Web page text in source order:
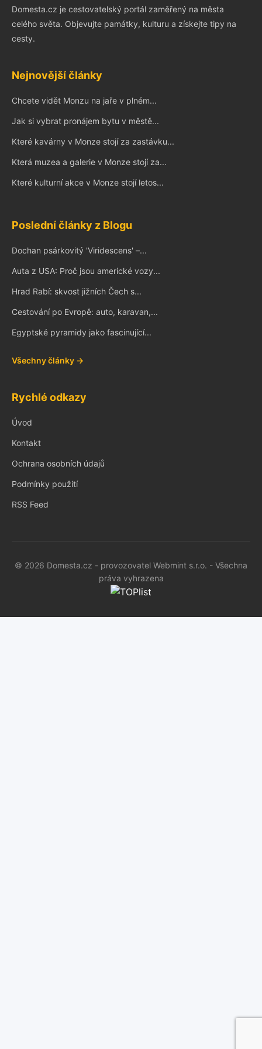
Domesta.cz je cestovatelský portál zaměřený na města
celého světa. Objevujte památky, kulturu a získejte tipy na
cesty.
Nejnovější články
Chcete vidět Monzu na jaře v plném...
Jak si vybrat pronájem bytu v městě...
Které kavárny v Monze stojí za zastávku...
Která muzea a galerie v Monze stojí za...
Které kulturní akce v Monze stojí letos...
Poslední články z Blogu
Dochan psárkovitý 'Viridescens' –...
Auta z USA: Proč jsou americké vozy...
Hrad Rabí: skvost jižních Čech s...
Cestování po Evropě: auto, karavan,...
Egyptské pyramidy jako fascinující...
Všechny články →
Rychlé odkazy
Úvod
Kontakt
Ochrana osobních údajů
Podmínky použití
RSS Feed
© 2026 Domesta.cz - provozovatel Webmint s.r.o. - Všechna
práva vyhrazena